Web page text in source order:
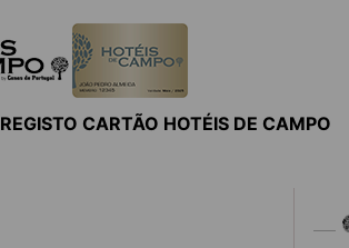
REGISTO CARTÃO HOTÉIS DE CAMPO